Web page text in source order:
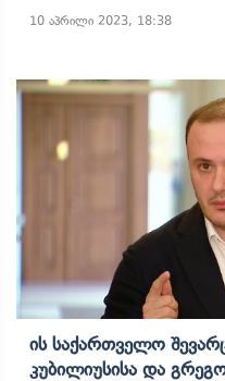
10 აპრილი 2023, 18:38
Ის Საქართველო
Კუბილიუსისა Და